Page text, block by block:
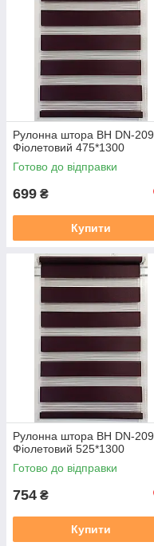
Рулонна штора ВН DN-209
Фіолетовий 475*1300
Готово до відправки
699 ₴
Купити
Рулонна штора ВН DN-209
Фіолетовий 525*1300
Готово до відправки
754 ₴
Купити